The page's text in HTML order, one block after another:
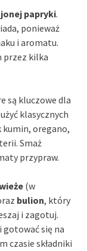
papryki.
ponieważ
i aromatu.
przez kilka
są kluczowe dla
klasycznych
oregano,
Smaż
przypraw.
(w
bulion, który
i zagotuj.
się na
czasie składniki